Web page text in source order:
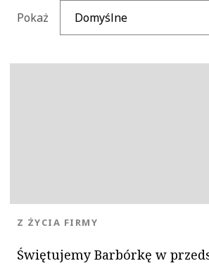
Pokaż
Świętujemy Barbórkę w
KATEGORIA:
Z ŻYCIA FIRMY